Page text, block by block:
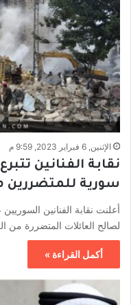
الإثنين, 6 فبراير 2023, 9:59 م
سورية للمتضررين
لصالح العائلات المتضررة من
أكمل القراءة »